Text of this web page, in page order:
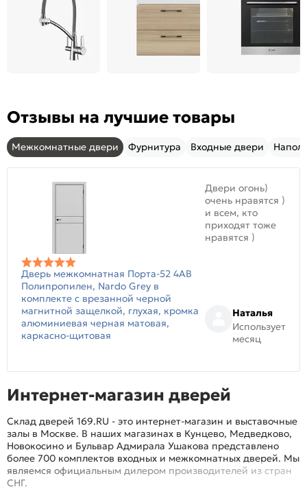
Отзывы на лучшие товары
Межкомнатные двери Фурнитура Входные двери
Дверь межкомнатная Порта-52 4AB
Полипропилен, Nardo Grey в
комплекте с врезанной черной
магнитной защелкой, глухая, кромка
алюминиевая черная матовая,
каркасно-щитовая
Двери огонь)
очень нравятся )
и всем, кто
приходят тоже
нравятся )
Наталья
Использует
месяц
Интернет-магазин дверей
Склад дверей 169.RU - это интернет-магазин и выставочные
залы в Москве. В наших магазинах в Кунцево, Медведково,
Новокосино и Бульвар Адмирала Ушакова представлено
более 700 комплектов входных и межкомнатных дверей. Мы
являемся официальным дилером производителей из стран
СНГ.